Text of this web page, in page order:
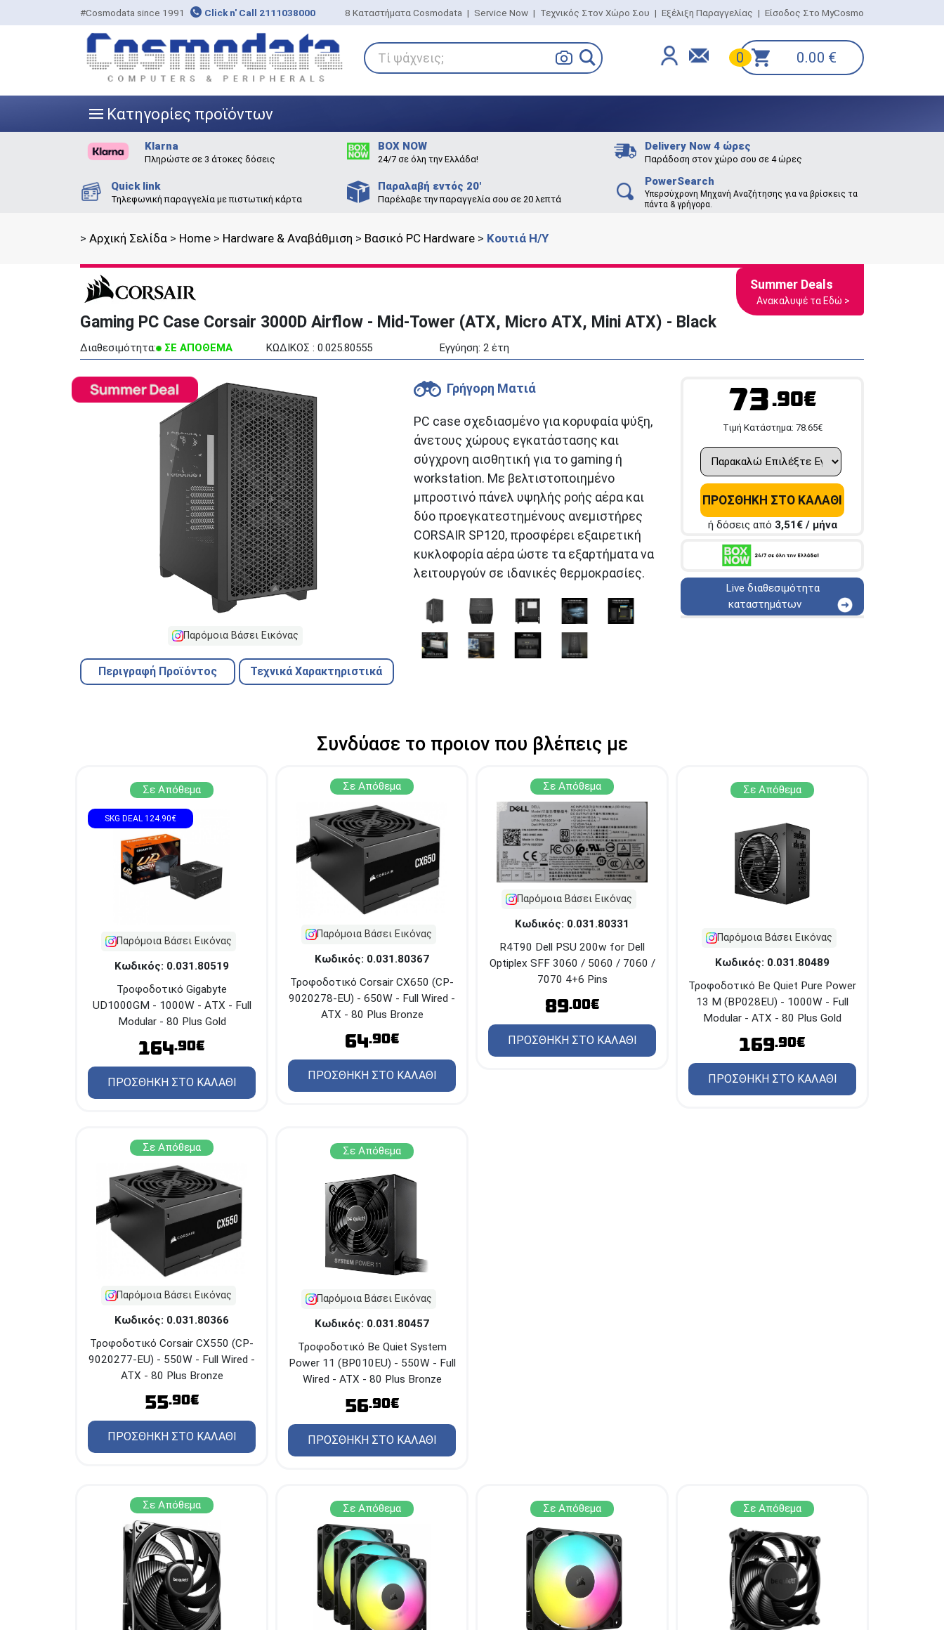
#Cosmodata since 1991 Click n' Call 2111038000 8 Καταστήματα Cosmodata | Service Now | Τεχνικός Στον Χώρο Σου | Εξέλιξη Παραγγελίας | Είσοδος Στο MyCosmo
Τί ψάχνεις; 0 0.00 €
||| Κατηγορίες προϊόντων
Klarna
Πληρώστε σε 3 άτοκες δόσεις
BOX NOW
24/7 σε όλη την Ελλάδα!
Delivery Now 4 ώρες
Παράδοση στον χώρο σου σε 4 ώρες
Quick link
Τηλεφωνική παραγγελία με πιστωτική κάρτα
Παραλαβή εντός 20'
Παρέλαβε την παραγγελία σου σε 20 λεπτά
PowerSearch
Υπερσύχρονη Μηχανή Αναζήτησης για να βρίσκεις τα
πάντα & γρήγορα.
> Αρχική Σελίδα > Home > Hardware & Αναβάθμιση > Βασικό PC Hardware > Κουτιά Η/Υ
Summer Deals
Ανακαλυψέ τα Εδώ >
Gaming PC Case Corsair 3000D Airflow - Mid-Tower (ATX, Micro ATX, Mini ATX) - Black
Διαθεσιμότητα: ΣΕ ΑΠΟΘΕΜΑ ΚΩΔΙΚΟΣ : 0.025.80555 Εγγύηση: 2 έτη
Παρόμοια Βάσει Εικόνας
Περιγραφή Προϊόντος Τεχνικά Χαρακτηριστικά
Γρήγορη Ματιά
PC case σχεδιασμένο για κορυφαία ψύξη,
άνετους χώρους εγκατάστασης και
σύγχρονη αισθητική για το gaming ή
workstation. Με βελτιστοποιημένο
μπροστινό πάνελ υψηλής ροής αέρα και
δύο προεγκατεστημένους ανεμιστήρες
CORSAIR SP120, προσφέρει εξαιρετική
κυκλοφορία αέρα ώστε τα εξαρτήματα να
λειτουργούν σε ιδανικές θερμοκρασίες.
73.90€
Tιμή Κατάστημα: 78.65€
ΠΡΟΣΘΗΚΗ ΣΤΟ ΚΑΛΑΘΙ
ή δόσεις από 3,51€ / μήνα
Live διαθεσιμότητα
καταστημάτων
ΚΕΝΤΡΙΚΕΣ ΑΠΟΘΗΚΕΣ
Δωδεκανήσου 28
Προσοχή!Η Διαθεσιμότητα
μεταβάλλεται συνεχώς
Διαβάστε εδώ
Συνδύασε το προιον που βλέπεις με
Σε Απόθεμα
SKG DEAL 124.90€
Παρόμοια Βάσει Εικόνας
Κωδικός: 0.031.80519
Τροφοδοτικό Gigabyte
UD1000GM - 1000W - ΑΤΧ - Full
Modular - 80 Plus Gold
164.90€
ΠΡΟΣΘΗΚΗ ΣΤΟ ΚΑΛΑΘΙ
Σε Απόθεμα
Παρόμοια Βάσει Εικόνας
Κωδικός: 0.031.80367
Τροφοδοτικό Corsair CX650 (CP-
9020278-EU) - 650W - Full Wired -
ATX - 80 Plus Bronze
64.90€
ΠΡΟΣΘΗΚΗ ΣΤΟ ΚΑΛΑΘΙ
Σε Απόθεμα
Παρόμοια Βάσει Εικόνας
Κωδικός: 0.031.80331
R4T90 Dell PSU 200w for Dell
Optiplex SFF 3060 / 5060 / 7060 /
7070 4+6 Pins
89.00€
ΠΡΟΣΘΗΚΗ ΣΤΟ ΚΑΛΑΘΙ
Σε Απόθεμα
Παρόμοια Βάσει Εικόνας
Κωδικός: 0.031.80489
Τροφοδοτικό Be Quiet Pure Power
13 M (BP028EU) - 1000W - Full
Modular - ATX - 80 Plus Gold
169.90€
ΠΡΟΣΘΗΚΗ ΣΤΟ ΚΑΛΑΘΙ
Σε Απόθεμα
Παρόμοια Βάσει Εικόνας
Κωδικός: 0.031.80366
Τροφοδοτικό Corsair CX550 (CP-
9020277-EU) - 550W - Full Wired -
ATX - 80 Plus Bronze
55.90€
ΠΡΟΣΘΗΚΗ ΣΤΟ ΚΑΛΑΘΙ
Σε Απόθεμα
Παρόμοια Βάσει Εικόνας
Κωδικός: 0.031.80457
Τροφοδοτικό Be Quiet System
Power 11 (BP010EU) - 550W - Full
Wired - ATX - 80 Plus Bronze
56.90€
ΠΡΟΣΘΗΚΗ ΣΤΟ ΚΑΛΑΘΙ
Σε Απόθεμα Σε Απόθεμα Σε Απόθεμα Σε Απόθεμα